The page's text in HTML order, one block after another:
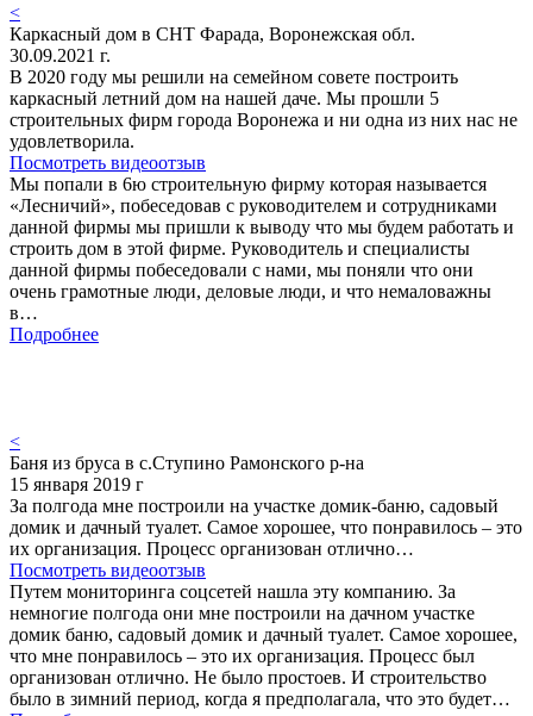
<
Каркасный дом в СНТ Фарада, Воронежская обл.
30.09.2021 г.
В 2020 году мы решили на семейном совете построить
каркасный летний дом на нашей даче. Мы прошли 5
строительных фирм города Воронежа и ни одна из них нас не
удовлетворила.
Посмотреть видеоотзыв
Мы попали в 6ю строительную фирму которая называется
«Лесничий», побеседовав с руководителем и сотрудниками
данной фирмы мы пришли к выводу что мы будем работать и
строить дом в этой фирме. Руководитель и специалисты
данной фирмы побеседовали с нами, мы поняли что они
очень грамотные люди, деловые люди, и что немаловажны
в…
Подробнее
<
Баня из бруса в с.Ступино Рамонского р-на
15 января 2019 г
За полгода мне построили на участке домик-баню, садовый
домик и дачный туалет. Самое хорошее, что понравилось – это
их организация. Процесс организован отлично…
Посмотреть видеоотзыв
Путем мониторинга соцсетей нашла эту компанию. За
немногие полгода они мне построили на дачном участке
домик баню, садовый домик и дачный туалет. Самое хорошее,
что мне понравилось – это их организация. Процесс был
организован отлично. Не было простоев. И строительство
было в зимний период, когда я предполагала, что это будет…